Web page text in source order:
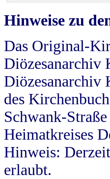
Hinweise zu
Das Original-
Diözesanarchiv
Diözesanarchiv
des
Schwank-
Heimatkreises
Hinweis:
erlaubt.